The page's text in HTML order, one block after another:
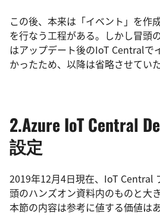
この後、本来は「イベント」を作
を行なう工程がある。しかし冒頭
はアップデート後のIoT Centralで
かったため、以降は省略させていた
2.Azure IoT Central
設定
2019年12月4日現在、IoT Central
頭のハンズオン資料内のものと大
本節の内容は参考に値する価値は